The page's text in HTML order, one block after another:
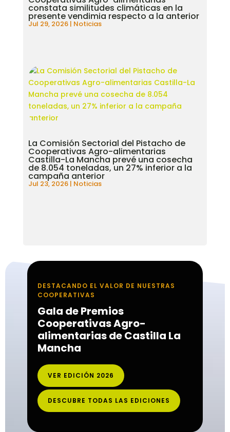
constata similitudes climáticas en la
presente vendimia respecto a la anterior
Jul 29, 2026| Noticias
La Comisión Sectorial del Pistacho de
Cooperativas Agro-alimentarias
Castilla-La Mancha prevé una cosecha
de 8.054 toneladas, un 27% inferior a la
campaña anterior
Jul 23, 2026| Noticias
DESTACANDO EL VALOR DE NUESTRAS
COOPERATIVAS
Gala de Premios
Cooperativas Agro-
alimentarias de Castilla La
Mancha
VER EDICIÓN 2026
DESCUBRE TODAS LAS EDICIONES